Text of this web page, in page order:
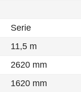
Serie
11,5 m
2620 mm
1620 mm